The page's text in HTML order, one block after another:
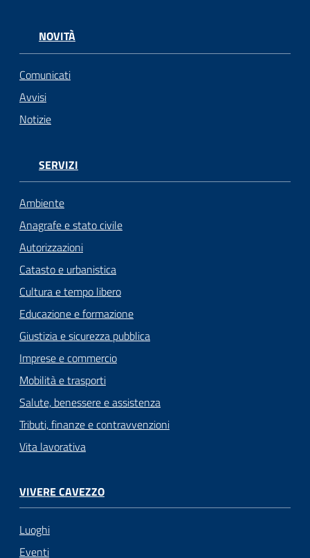
NOVITÀ
Comunicati
Avvisi
Notizie
SERVIZI
Ambiente
Anagrafe e stato civile
Autorizzazioni
Catasto e urbanistica
Cultura e tempo libero
Educazione e formazione
Giustizia e sicurezza pubblica
Imprese e commercio
Mobilità e trasporti
Salute, benessere e assistenza
Tributi, finanze e contravvenzioni
Vita lavorativa
VIVERE CAVEZZO
Luoghi
Eventi